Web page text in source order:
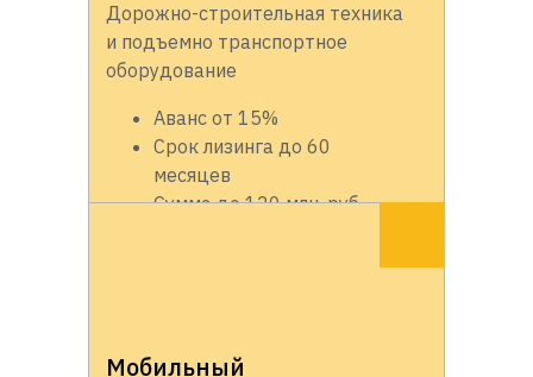
Дорожно-строительная техника
и подъемно транспортное
оборудование
Аванс от 15%
Срок лизинга до 60
месяцев
Сумма до 120 млн. руб.
Мобильный